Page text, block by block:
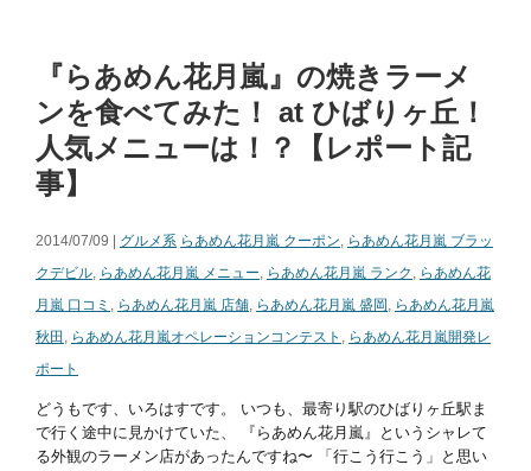
『らあめん花月嵐』の焼きラーメ
ンを食べてみた！ at ひばりヶ丘！
人気メニューは！？【レポート記
事】
2014/07/09 | グルメ系 らあめん花月嵐 クーポン, らあめん花月嵐 ブラッ
クデビル, らあめん花月嵐 メニュー, らあめん花月嵐 ランク , らあめん花
月嵐 口コミ , らあめん花月嵐 店舗, らあめん花月嵐 盛岡, らあめん花月嵐
秋田 , らあめん花月嵐オペレーションコンテスト , らあめん花月嵐開発レ
ポート
どうもです、いろはすです。 いつも、最寄り駅のひばりヶ丘駅ま
で行く途中に見かけていた、 『らあめん花月嵐』というシャレて
る外観のラーメン店があったんですね〜 「行こう行こう」と思い